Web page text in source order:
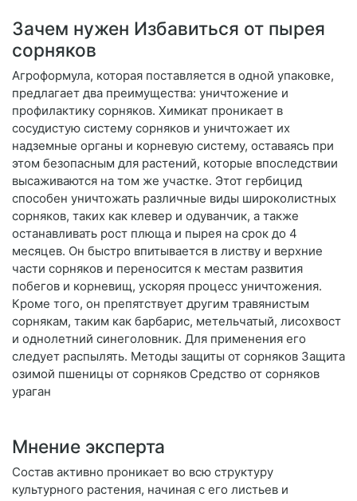
Зачем нужен Избавиться от пырея
сорняков
Агроформула, которая поставляется в одной упаковке,
предлагает два преимущества: уничтожение и
профилактику сорняков. Химикат проникает в
сосудистую систему сорняков и уничтожает их
надземные органы и корневую систему, оставаясь при
этом безопасным для растений, которые впоследствии
высаживаются на том же участке. Этот гербицид
способен уничтожать различные виды широколистных
сорняков, таких как клевер и одуванчик, а также
останавливать рост плюща и пырея на срок до 4
месяцев. Он быстро впитывается в листву и верхние
части сорняков и переносится к местам развития
побегов и корневищ, ускоряя процесс уничтожения.
Кроме того, он препятствует другим травянистым
сорнякам, таким как барбарис, метельчатый, лисохвост
и однолетний синеголовник. Для применения его
следует распылять. Методы защиты от сорняков Защита
озимой пшеницы от сорняков Средство от сорняков
ураган
Мнение эксперта
Состав активно проникает во всю структуру
культурного растения, начиная с его листьев и